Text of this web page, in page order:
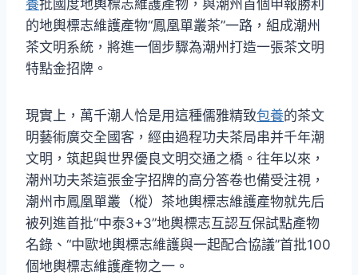
養批國度地輿標志維護產物，與潮州首個申報勝利
的地輿標志維護產物“鳳凰單叢茶”一路，組成潮州
茶文明系統，將進一個步驟為潮州打造一張茶文明
特點金招牌。
現實上，萬千潮人恰是用這種儒雅精致包養的茶文
明藝術廣交全國客，經由過程功夫茶局串并千年潮
文明，筑起與世界優良文明交通之橋。往年以來，
潮州功夫茶這張金字招牌的高分答卷也備受注視，
潮州市鳳凰單叢（樅）茶地輿標志維護產物就先后
被列進首批“中泰3+3”地輿標志互認互保試點產物
名錄、“中歐地輿標志維護與一起配合協議”首批100
個地輿標志維護產物之一。